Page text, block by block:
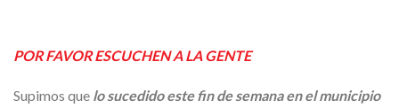
POR FAVOR ESCUCHEN A LA GENTE
Supimos que lo sucedido este fin de semana en el municipio